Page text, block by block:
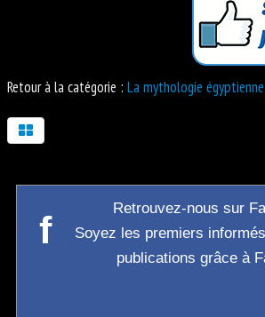
Retour à la catégorie : La mythologie
f
Retrouvez-nous sur
Soyez les premiers
publications grâce à